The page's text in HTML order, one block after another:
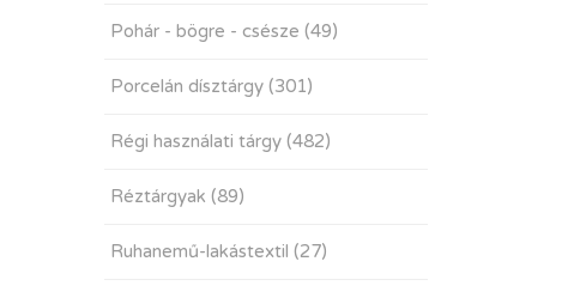
Pohár - bögre - csésze (49)
Porcelán dísztárgy (301)
Régi használati tárgy (482)
Réztárgyak (89)
Ruhanemű-lakástextil (27)